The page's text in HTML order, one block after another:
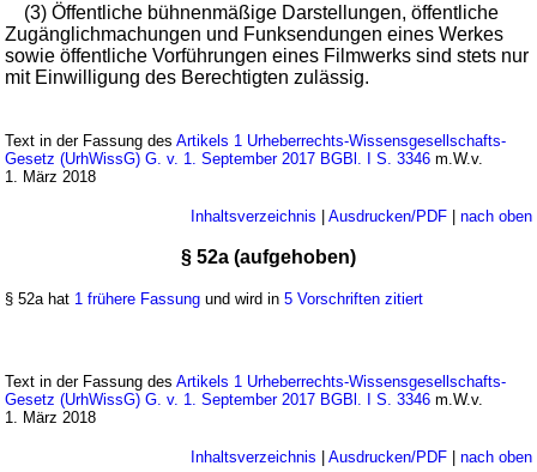
(3) Öffentliche bühnenmäßige Darstellungen, öffentliche
Zugänglichmachungen und Funksendungen eines Werkes
sowie öffentliche Vorführungen eines Filmwerks sind stets nur
mit Einwilligung des Berechtigten zulässig.
Text in der Fassung desArtikels 1 Urheberrechts-Wissensgesellschafts-
Gesetz (UrhWissG) G. v. 1. September 2017 BGBl. I S. 3346 m.W.v.
1. März 2018
Inhaltsverzeichnis | Ausdrucken/PDF| nach oben
§ 52a (aufgehoben)
§ 52a hat 1 frühere Fassung und wird in5 Vorschriften zitiert
Text in der Fassung desArtikels 1 Urheberrechts-Wissensgesellschafts-
Gesetz (UrhWissG) G. v. 1. September 2017 BGBl. I S. 3346 m.W.v.
1. März 2018
Inhaltsverzeichnis | Ausdrucken/PDF| nach oben